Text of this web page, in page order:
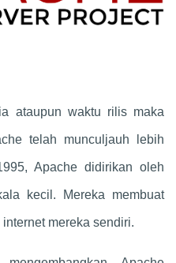
ataupun waktu rilis maka
telah munculjauh lebih
Apache didirikan oleh
kecil. Mereka membuat
mereka sendiri.